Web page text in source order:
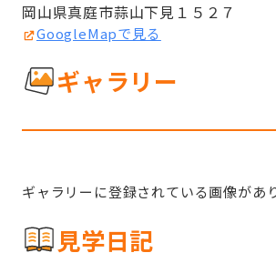
岡山県真庭市蒜山下見１５２７
GoogleMapで見る
ギャラリー
ギャラリーに登録されている画像があ
見学日記